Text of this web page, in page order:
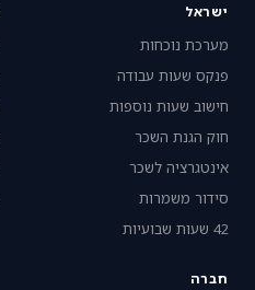
ישראל
מערכת נוכחות
פנקס שעות עבודה
חישוב שעות נוספות
חוק הגנת השכר
אינטגרציה לשכר
סידור משמרות
42 שעות שבועיות
חברה